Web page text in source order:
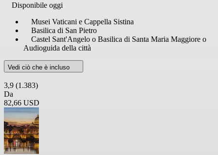
Disponibile oggi
Musei Vaticani e Cappella Sistina
Basilica di San Pietro
Castel Sant'Angelo o Basilica di Santa Maria Maggiore o
Audioguida della città
Vedi ciò che è incluso
3,9 (1.383)
Da
82,66 USD